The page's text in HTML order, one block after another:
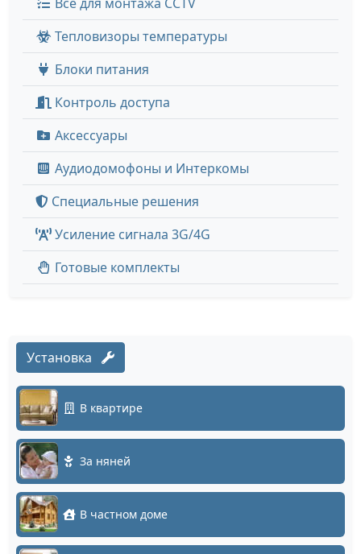
Тепловизоры температуры
Блоки питания
Контроль доступа
Аксессуары
Аудиодомофоны и Интеркомы
Специальные решения
Усиление сигнала 3G/4G
Готовые комплекты
Установка
В квартире
За няней
В частном доме